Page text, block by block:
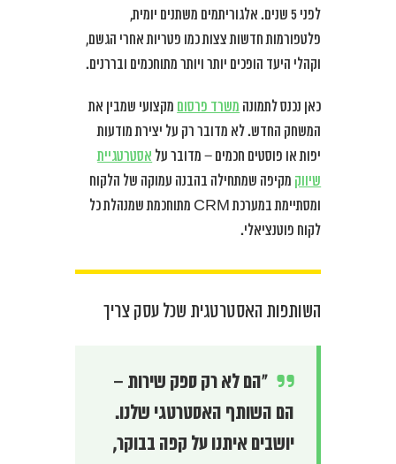
לפני 5 שנים. אלגוריתמים משתנים יומית,
פלטפורמות חדשות צצות כמו פטריות אחרי הגשם,
וקהלי היעד הופכים יותר ויותר מתוחכמים ובררנים.
כאן נכנס לתמונה משרד פרסום מקצועי שמבין את
המשחק החדש. לא מדובר רק על יצירת מודעות
יפות או פוסטים חכמים – מדובר על אסטרטגיית
שיווק מקיפה שמתחילה בהבנה עמוקה של הלקוח
ומסתיימת במערכת CRM מתוחכמת שמנהלת כל
לקוח פוטנציאלי.
השותפות האסטרטגית שכל עסק צריך
“הם לא רק ספק שירות –
הם השותף האסטרטגי שלנו.
יושבים איתנו על קפה בבוקר,